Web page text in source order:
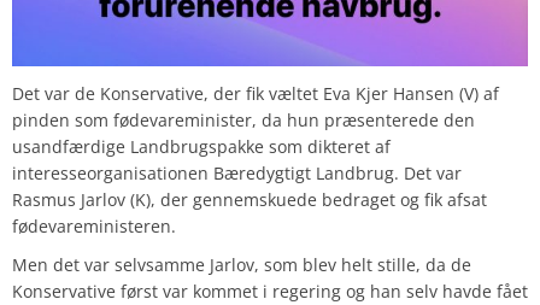
Det var de Konservative, der fik væltet Eva Kjer Hansen (V) af
pinden som fødevareminister, da hun præsenterede den
usandfærdige Landbrugspakke som dikteret af
interesseorganisationen Bæredygtigt Landbrug. Det var
Rasmus Jarlov (K), der gennemskuede bedraget og fik afsat
fødevareministeren.
Men det var selvsamme Jarlov, som blev helt stille, da de
Konservative først var kommet i regering og han selv havde fået